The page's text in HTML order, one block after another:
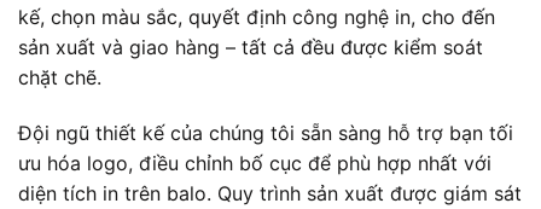
kế, chọn màu sắc, quyết định công nghệ in, cho đến
sản xuất và giao hàng – tất cả đều được kiểm soát
chặt chẽ.
Đội ngũ thiết kế của chúng tôi sẵn sàng hỗ trợ bạn tối
ưu hóa logo, điều chỉnh bố cục để phù hợp nhất với
diện tích in trên balo. Quy trình sản xuất được giám sát